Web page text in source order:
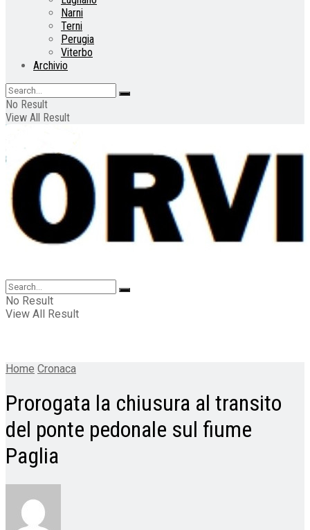
Narni
Terni
Perugia
Viterbo
Archivio
No Result
View All Result
No Result
View All Result
Home Cronaca
Prorogata la chiusura al transito
del ponte pedonale sul fiume
Paglia